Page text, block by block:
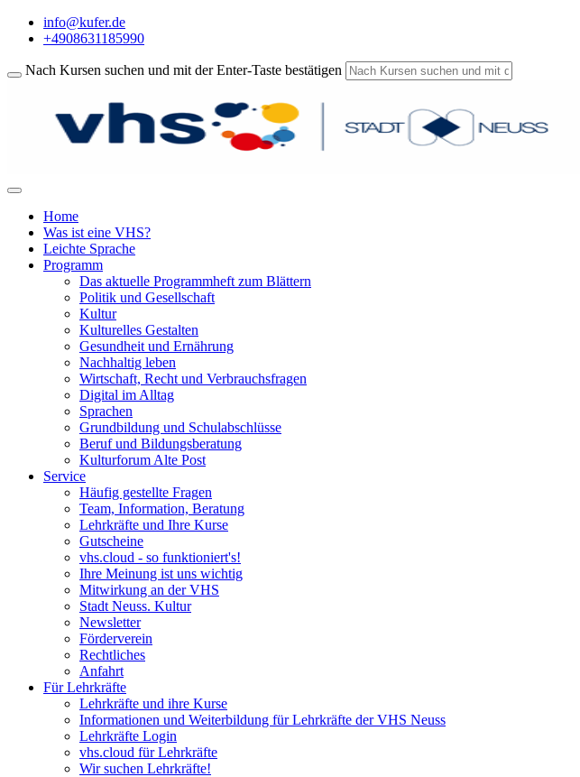
info@kufer.de
+4908631185990
Nach Kursen suchen und mit der Enter-Taste bestätigen
Home
Was ist eine VHS?
Leichte Sprache
Programm
Das aktuelle Programmheft zum Blättern
Politik und Gesellschaft
Kultur
Kulturelles Gestalten
Gesundheit und Ernährung
Nachhaltig leben
Wirtschaft, Recht und Verbrauchsfragen
Digital im Alltag
Sprachen
Grundbildung und Schulabschlüsse
Beruf und Bildungsberatung
Kulturforum Alte Post
Service
Häufig gestellte Fragen
Team, Information, Beratung
Lehrkräfte und Ihre Kurse
Gutscheine
vhs.cloud - so funktioniert's!
Ihre Meinung ist uns wichtig
Mitwirkung an der VHS
Stadt Neuss. Kultur
Newsletter
Förderverein
Rechtliches
Anfahrt
Für Lehrkräfte
Lehrkräfte und ihre Kurse
Informationen und Weiterbildung für Lehrkräfte der VHS Neuss
Lehrkräfte Login
vhs.cloud für Lehrkräfte
Wir suchen Lehrkräfte!